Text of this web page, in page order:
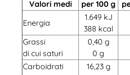
Valori medi
per 100 g
Energia
1.649 kJ
388 kcal
Grassi
di cui saturi
0,40 g
0 g
Carboidrati
16,23 g